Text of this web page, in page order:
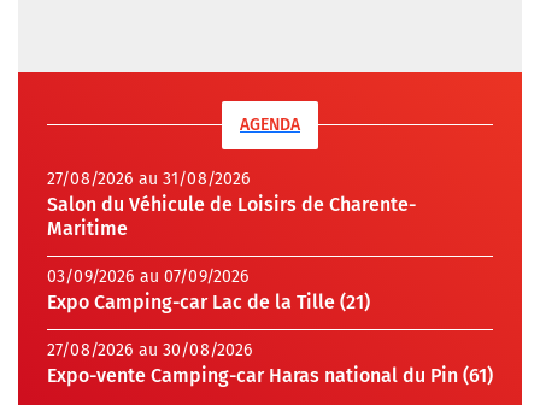
AGENDA
27/08/2026 au 31/08/2026
Salon du Véhicule de Loisirs de Charente-
Maritime
03/09/2026 au 07/09/2026
Expo Camping-car Lac de la Tille (21)
27/08/2026 au 30/08/2026
Expo-vente Camping-car Haras national du Pin (61)